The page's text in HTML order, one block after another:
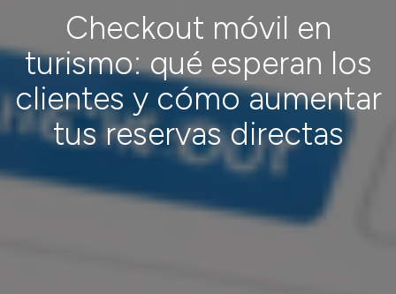
Checkout móvil en
turismo: qué esperan los
clientes y cómo aumentar
tus reservas directas